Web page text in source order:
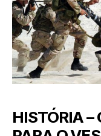
HISTÓRIA –